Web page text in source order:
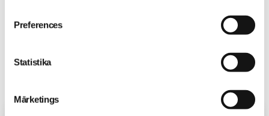
Preferences
Statistika
Mārketings